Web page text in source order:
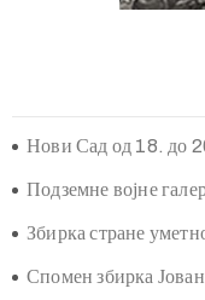
Нови Сад од 18. до
Подземне војне
Збирка стране
Спомен збирка